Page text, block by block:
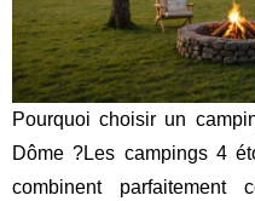
Pourquoi choisir un
Dôme ?Les campings 4
combinent parfaitement